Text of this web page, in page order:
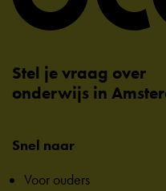
Stel je vraag over
onderwijs in
Snel naar
Voor ouders